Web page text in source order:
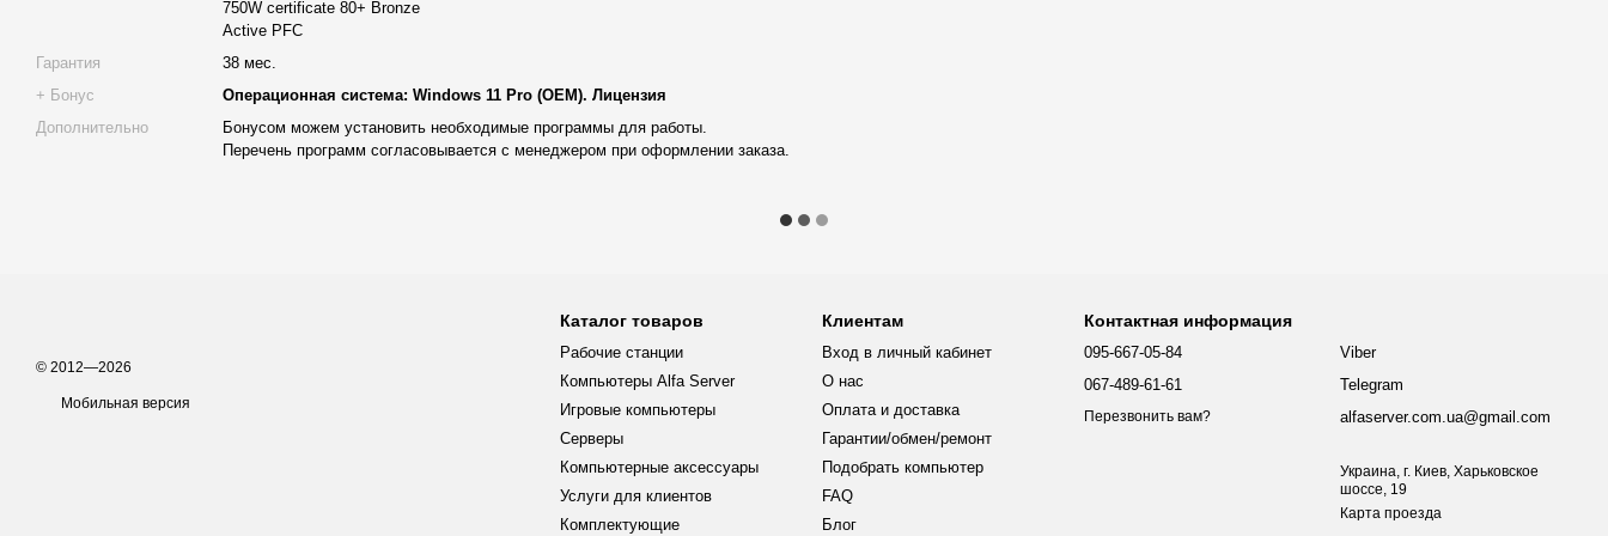
возможность расширения памяти до 192GB, что дает широкий потенциал для будущего
апгрейда;
сетевой интерфейс 1 Гбит/с;
встроенный модуль Wi-Fi, обеспечивающий стабильную беспроводную связь;
комфортную работу по масштабным 3D-сценам;
возможность запуска нескольких трудных программ одновременно;
высокая скорость реакции системы в режиме рендеринга или симуляции.
750W certificate 80+ Bronze
Active PFC
Гарантия
38 мес.
+ Бонус
Операционная система: Windows 11 Pro (OEM). Лицензия
Дополнительно
Бонусом можем установить необходимые программы для работы.
Перечень программ согласовывается с менеджером при оформлении заказа.
© 2012—2026
Мобильная версия
Каталог товаров
Рабочие станции
Компьютеры Alfa Server
Игровые компьютеры
Серверы
Компьютерные аксессуары
Услуги для клиентов
Комплектующие
Клиентам
Вход в личный кабинет
О нас
Оплата и доставка
Гарантии/обмен/ремонт
Подобрать компьютер
FAQ
Блог
Контактная информация
095-667-05-84
067-489-61-61
Перезвонить вам?
Viber
Telegram
alfaserver.com.ua@gmail.com
Украина, г. Киев, Харьковское
шоссе, 19
Карта проезда